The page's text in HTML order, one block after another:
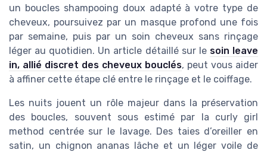
un boucles shampooing doux adapté à votre type de
cheveux, poursuivez par un masque profond une fois
par semaine, puis par un soin cheveux sans rinçage
léger au quotidien. Un article détaillé sur le soin leave
in, allié discret des cheveux bouclés, peut vous aider
à affiner cette étape clé entre le rinçage et le coiffage.
Les nuits jouent un rôle majeur dans la préservation
des boucles, souvent sous estimé par la curly girl
method centrée sur le lavage. Des taies d’oreiller en
satin, un chignon ananas lâche et un léger voile de